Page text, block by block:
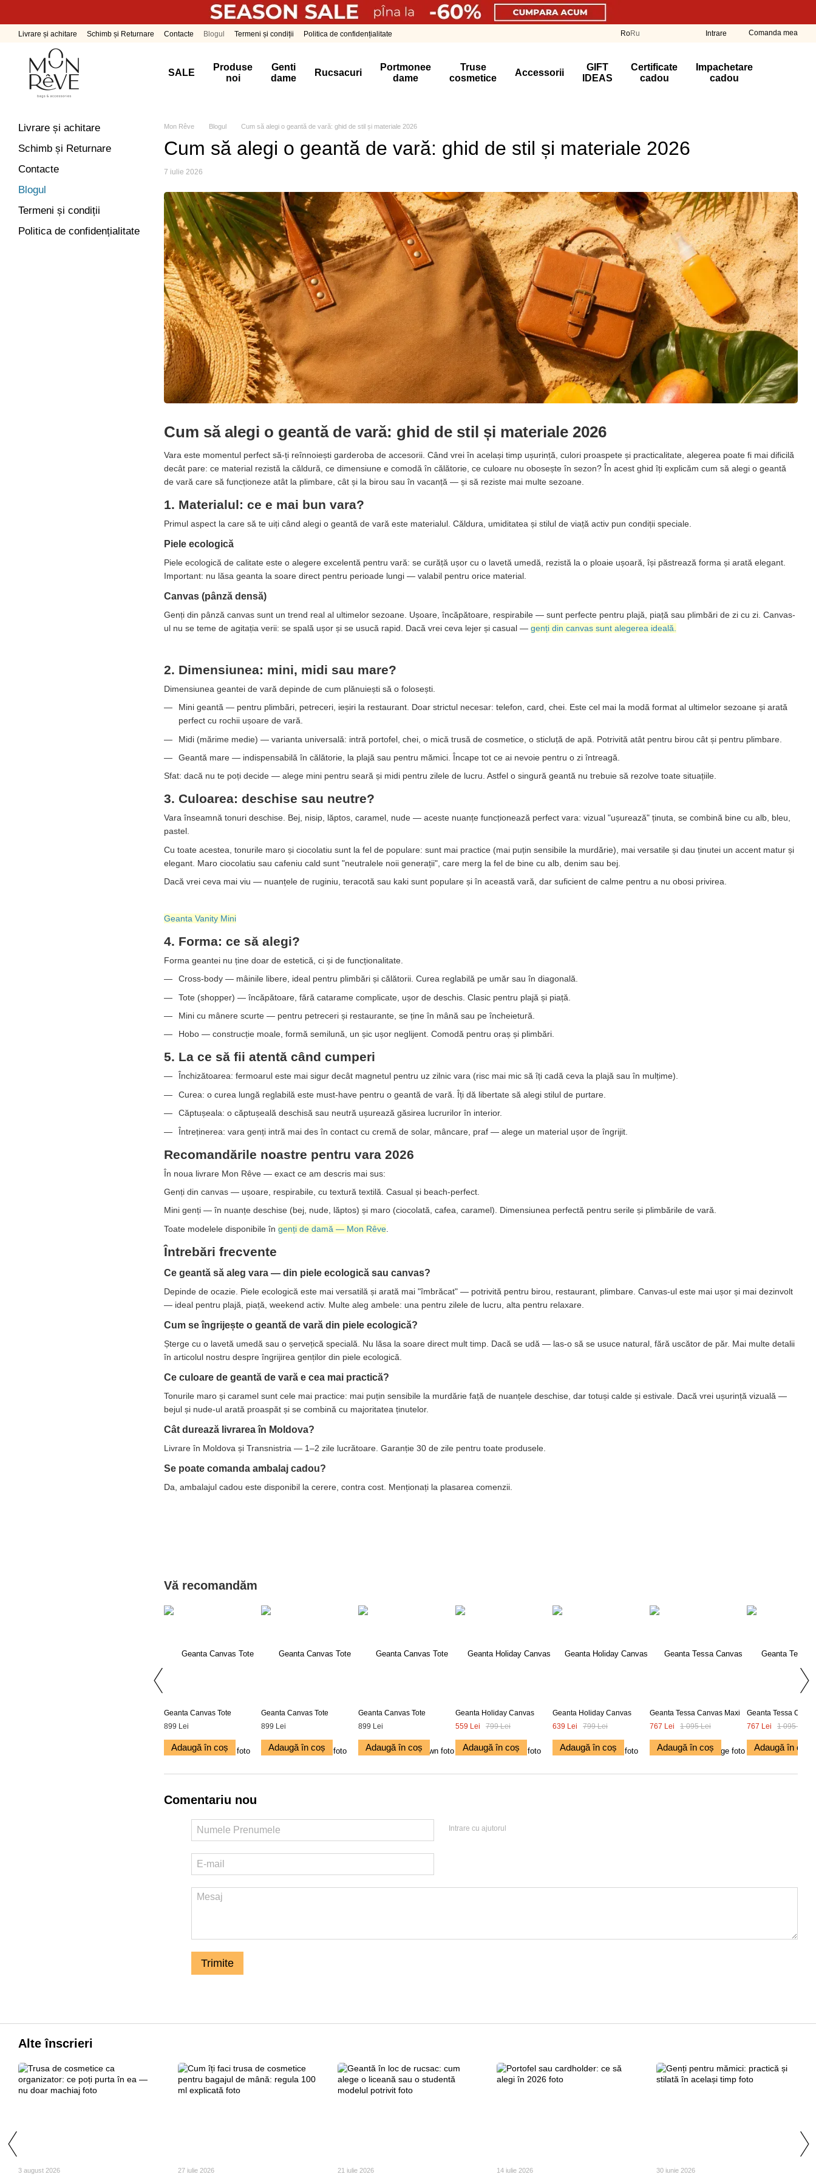
Livrare și achitare Schimb și Returnare Contacte Blogul Termeni și condiții Politica de confidențialitate RoRu Intrare Comanda mea
SALE
Produse
noi
Genti
dame
Rucsacuri
Portmonee
dame
Truse
cosmetice
Accessorii
GIFT
IDEAS
Certificate
cadou
Impachetare
cadou
Mon Rêve Blogul Cum să alegi o geantă de vară: ghid de stil și materiale 2026
Cum să alegi o geantă de vară: ghid de stil și materiale 2026
7 iulie 2026
Cum să alegi o geantă de vară: ghid de stil și materiale 2026
Vara este momentul perfect să-ți reînnoiești garderoba de accesorii. Când vrei în același timp ușurință, culori proaspete și practicalitate, alegerea poate fi mai dificilă
decât pare: ce material rezistă la căldură, ce dimensiune e comodă în călătorie, ce culoare nu obosește în sezon? În acest ghid îți explicăm cum să alegi o geantă
de vară care să funcționeze atât la plimbare, cât și la birou sau în vacanță — și să reziste mai multe sezoane.
1. Materialul: ce e mai bun vara?
Primul aspect la care să te uiți când alegi o geantă de vară este materialul. Căldura, umiditatea și stilul de viață activ pun condiții speciale.
Piele ecologică
Piele ecologică de calitate este o alegere excelentă pentru vară: se curăță ușor cu o lavetă umedă, rezistă la o ploaie ușoară, își păstrează forma și arată elegant.
Important: nu lăsa geanta la soare direct pentru perioade lungi — valabil pentru orice material.
Canvas (pânză densă)
Genți din pânză canvas sunt un trend real al ultimelor sezoane. Ușoare, încăpătoare, respirabile — sunt perfecte pentru plajă, piață sau plimbări de zi cu zi. Canvas-
ul nu se teme de agitația verii: se spală ușor și se usucă rapid. Dacă vrei ceva lejer și casual — genți din canvas sunt alegerea ideală.
2. Dimensiunea: mini, midi sau mare?
Dimensiunea geantei de vară depinde de cum plănuiești să o folosești.
Mini geantă — pentru plimbări, petreceri, ieșiri la restaurant. Doar strictul necesar: telefon, card, chei. Este cel mai la modă format al ultimelor sezoane și arată
perfect cu rochii ușoare de vară.
Midi (mărime medie) — varianta universală: intră portofel, chei, o mică trusă de cosmetice, o sticluță de apă. Potrivită atât pentru birou cât și pentru plimbare.
Geantă mare — indispensabilă în călătorie, la plajă sau pentru mămici. Încape tot ce ai nevoie pentru o zi întreagă.
Sfat: dacă nu te poți decide — alege mini pentru seară și midi pentru zilele de lucru. Astfel o singură geantă nu trebuie să rezolve toate situațiile.
3. Culoarea: deschise sau neutre?
Vara înseamnă tonuri deschise. Bej, nisip, lăptos, caramel, nude — aceste nuanțe funcționează perfect vara: vizual "ușurează" ținuta, se combină bine cu alb, bleu,
pastel.
Cu toate acestea, tonurile maro și ciocolatiu sunt la fel de populare: sunt mai practice (mai puțin sensibile la murdărie), mai versatile și dau ținutei un accent matur și
elegant. Maro ciocolatiu sau cafeniu cald sunt "neutralele noii generații", care merg la fel de bine cu alb, denim sau bej.
Dacă vrei ceva mai viu — nuanțele de ruginiu, teracotă sau kaki sunt populare și în această vară, dar suficient de calme pentru a nu obosi privirea.
Geanta Vanity Mini
4. Forma: ce să alegi?
Forma geantei nu ține doar de estetică, ci și de funcționalitate.
Cross-body — mâinile libere, ideal pentru plimbări și călătorii. Curea reglabilă pe umăr sau în diagonală.
Tote (shopper) — încăpătoare, fără catarame complicate, ușor de deschis. Clasic pentru plajă și piață.
Mini cu mânere scurte — pentru petreceri și restaurante, se ține în mână sau pe încheietură.
Hobo — construcție moale, formă semilună, un șic ușor neglijent. Comodă pentru oraș și plimbări.
5. La ce să fii atentă când cumperi
Închizătoarea: fermoarul este mai sigur decât magnetul pentru uz zilnic vara (risc mai mic să îți cadă ceva la plajă sau în mulțime).
Curea: o curea lungă reglabilă este must-have pentru o geantă de vară. Îți dă libertate să alegi stilul de purtare.
Căptușeala: o căptușeală deschisă sau neutră ușurează găsirea lucrurilor în interior.
Întreținerea: vara genți intră mai des în contact cu cremă de solar, mâncare, praf — alege un material ușor de îngrijit.
Recomandările noastre pentru vara 2026
În noua livrare Mon Rêve — exact ce am descris mai sus:
Genți din canvas — ușoare, respirabile, cu textură textilă. Casual și beach-perfect.
Mini genți — în nuanțe deschise (bej, nude, lăptos) și maro (ciocolată, cafea, caramel). Dimensiunea perfectă pentru serile și plimbările de vară.
Toate modelele disponibile în genți de damă — Mon Rêve
Întrebări frecvente
Ce geantă să aleg vara — din piele ecologică sau canvas?
Depinde de ocazie. Piele ecologică este mai versatilă și arată mai "îmbrăcat" — potrivită pentru birou, restaurant, plimbare. Canvas-ul este mai ușor și mai dezinvolt
— ideal pentru plajă, piață, weekend activ. Multe aleg ambele: una pentru zilele de lucru, alta pentru relaxare.
Cum se îngrijește o geantă de vară din piele ecologică?
Șterge cu o lavetă umedă sau o șervețică specială. Nu lăsa la soare direct mult timp. Dacă se udă — las-o să se usuce natural, fără uscător de păr. Mai multe detalii
în articolul nostru despre îngrijirea genților din piele ecologică.
Ce culoare de geantă de vară e cea mai practică?
Tonurile maro și caramel sunt cele mai practice: mai puțin sensibile la murdărie față de nuanțele deschise, dar totuși calde și estivale. Dacă vrei ușurință vizuală —
bejul și nude-ul arată proaspăt și se combină cu majoritatea ținutelor.
Cât durează livrarea în Moldova?
Livrare în Moldova și Transnistria — 1–2 zile lucrătoare. Garanție 30 de zile pentru toate produsele.
Se poate comanda ambalaj cadou?
Da, ambalajul cadou este disponibil la cerere, contra cost. Menționați la plasarea comenzii.
Vă recomandăm
Geanta Canvas Tote
899 Lei
Adaugă în coș
Geanta Canvas Tote
899 Lei
Adaugă în coș
Geanta Canvas Tote
899 Lei
Adaugă în coș
Geanta Holiday Canvas
559 Lei
799 Lei
Adaugă în coș
Geanta Holiday Canvas
639 Lei
799 Lei
Adaugă în coș
Geanta Tessa Canvas Maxi
767 Lei
1 095 Lei
Adaugă în coș
Geanta Tessa
767 Lei
1 095 Lei
Adaugă în coș
Comentariu nou
Intrare cu ajutorul
Trimite
Livrare și achitare
Schimb și Returnare
Contacte
Blogul
Termeni și condiții
Politica de confidențialitate
Alte înscrieri
3 august 2026 27 iulie 2026 21 iulie 2026 14 iulie 2026 30 iunie 2026